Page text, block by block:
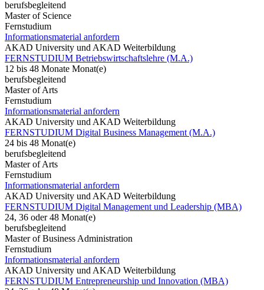
berufsbegleitend
Master of Science
Fernstudium
Informationsmaterial anfordern
AKAD University und AKAD Weiterbildung
FERNSTUDIUM Betriebswirtschaftslehre (M.A.)
12 bis 48 Monate Monat(e)
berufsbegleitend
Master of Arts
Fernstudium
Informationsmaterial anfordern
AKAD University und AKAD Weiterbildung
FERNSTUDIUM Digital Business Management (M.A.)
24 bis 48 Monat(e)
berufsbegleitend
Master of Arts
Fernstudium
Informationsmaterial anfordern
AKAD University und AKAD Weiterbildung
FERNSTUDIUM Digital Management und Leadership (MBA)
24, 36 oder 48 Monat(e)
berufsbegleitend
Master of Business Administration
Fernstudium
Informationsmaterial anfordern
AKAD University und AKAD Weiterbildung
FERNSTUDIUM Entrepreneurship und Innovation (MBA)